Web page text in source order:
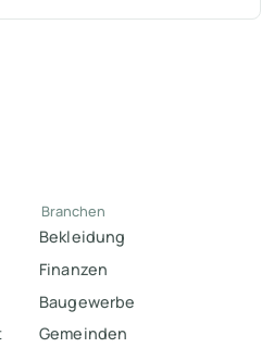
Branchen
Bekleidung
Finanzen
Baugewerbe
Gemeinden